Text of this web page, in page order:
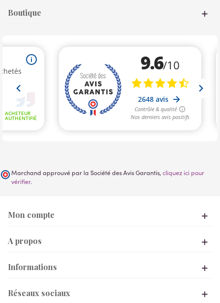
Boutique
Marchand approuvé par la Société des Avis Garantis, cliquez ici pour
vérifier.
Mon compte
A propos
Informations
Réseaux sociaux